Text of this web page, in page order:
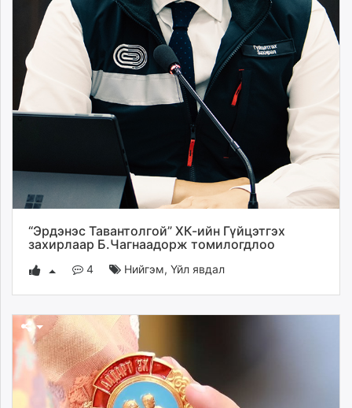
“Эрдэнэс Тавантолгой” ХК-ийн Гүйцэтгэх
захирлаар Б.Чагнаадорж томилогдлоо
4 Нийгэм,Үйл явдал